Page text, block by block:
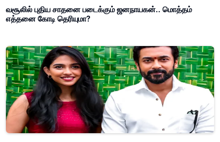
வசூலில் புதிய சாதனை படைக்கும் ஜனநாயகன்.. மொத்தம்
எத்தனை கோடி தெரியுமா?